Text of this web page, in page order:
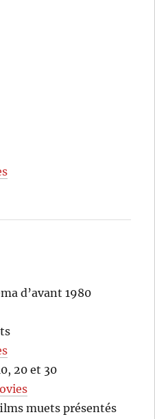
d’avant 1980
20 et 30
muets présentés